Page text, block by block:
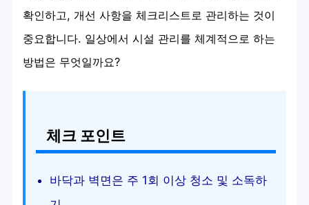
확인하고, 개선 사항을 체크리스트로 관리하는 것이
중요합니다. 일상에서 시설 관리를 체계적으로 하는
방법은 무엇일까요?
체크 포인트
바닥과 벽면은 주 1회 이상 청소 및 소독하